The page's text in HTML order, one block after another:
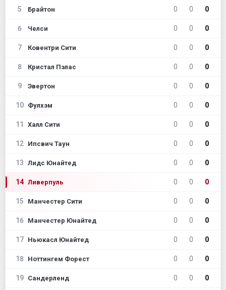
5 Брайтон 0 0 0
6 Челси 0 0 0
7 Ковентри Сити 0 0 0
8 Кристал Пэлас 0 0 0
9 Эвертон 0 0 0
10 Фулхэм 0 0 0
11 Халл Сити 0 0 0
12 Ипсвич Таун 0 0 0
13 Лидс Юнайтед 0 0 0
14 Ливерпуль 0 0 0
15 Манчестер Сити 0 0 0
16 Манчестер Юнайтед 0 0 0
17 Ньюкасл Юнайтед 0 0 0
18 Ноттингем Форест 0 0 0
19 Сандерленд 0 0 0